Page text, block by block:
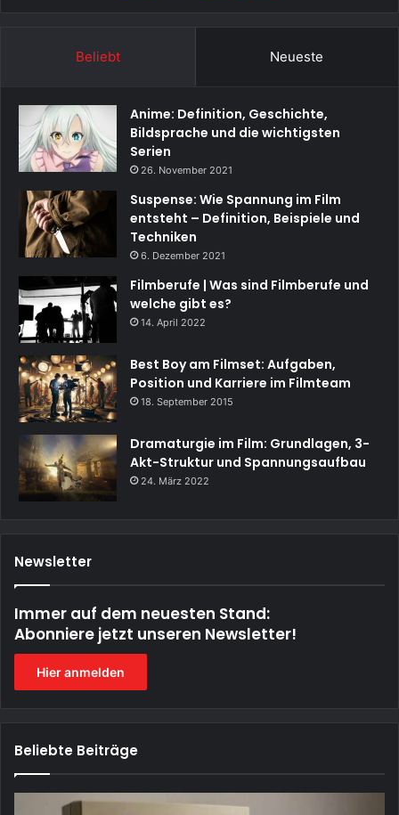
Beliebt Neueste
Anime: Definition, Geschichte,
Bildsprache und die wichtigsten
Serien
26. November 2021
Suspense: Wie Spannung im Film
entsteht – Definition, Beispiele und
Techniken
6. Dezember 2021
Filmberufe | Was sind Filmberufe und
welche gibt es?
14. April 2022
Best Boy am Filmset: Aufgaben,
Position und Karriere im Filmteam
18. September 2015
Dramaturgie im Film: Grundlagen, 3-
Akt-Struktur und Spannungsaufbau
24. März 2022
Newsletter
Immer auf dem neuesten Stand:
Abonniere jetzt unseren Newsletter!
Hier anmelden
Beliebte Beiträge